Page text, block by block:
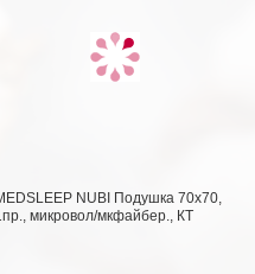
NUBI Подушка 70х70,
микровол/мкфайбер., КТ